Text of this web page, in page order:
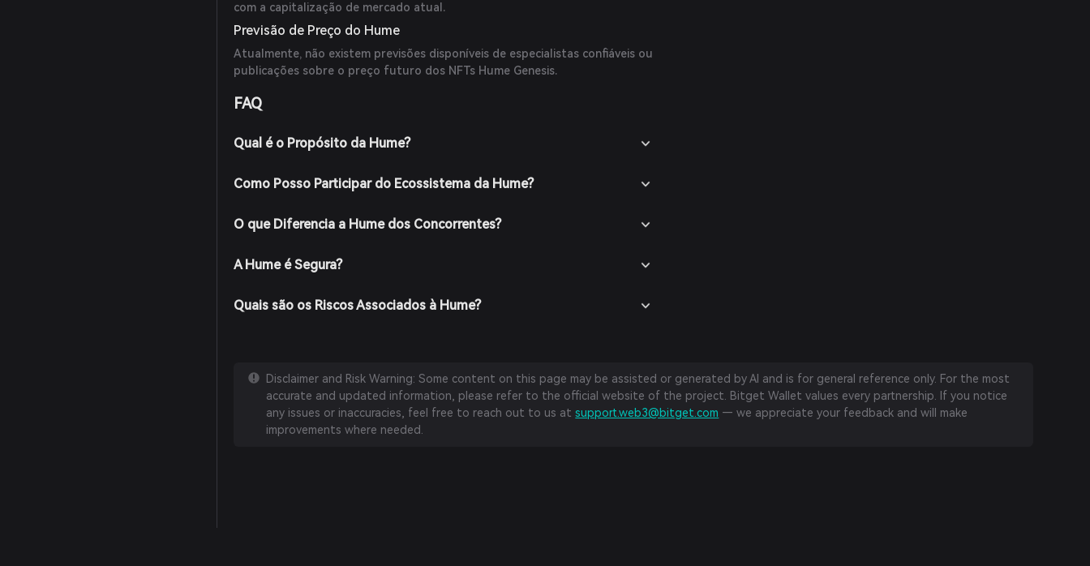
com a capitalização de mercado atual.
Previsão de Preço do Hume
Atualmente, não existem previsões disponíveis de especialistas confiáveis ou
publicações sobre o preço futuro dos NFTs Hume Genesis.
FAQ
Qual é o Propósito da Hume?
Como Posso Participar do Ecossistema da Hume?
O que Diferencia a Hume dos Concorrentes?
A Hume é Segura?
Quais são os Riscos Associados à Hume?
Disclaimer and Risk Warning: Some content on this page may be assisted or generated by AI and is for general reference only. For the most
accurate and updated information, please refer to the official website of the project. Bitget Wallet values every partnership. If you notice
any issues or inaccuracies, feel free to reach out to us atsupport.web3@bitget.com — we appreciate your feedback and will make
improvements where needed.